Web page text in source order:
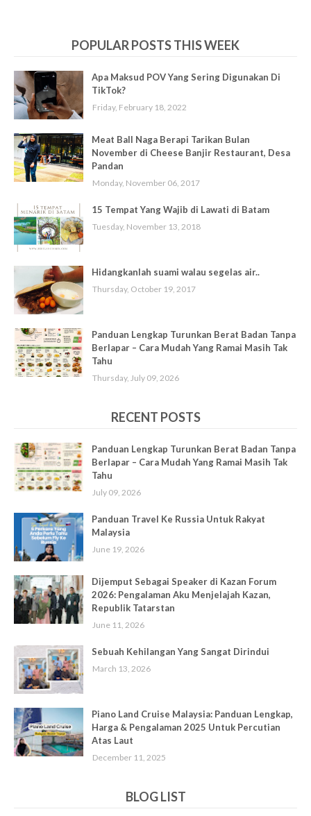
POPULAR POSTS THIS WEEK
Apa Maksud POV Yang Sering Digunakan Di
TikTok?
Friday, February 18, 2022
Meat Ball Naga Berapi Tarikan Bulan
November di Cheese Banjir Restaurant, Desa
Pandan
Monday, November 06, 2017
15 Tempat Yang Wajib di Lawati di Batam
Tuesday, November 13, 2018
Hidangkanlah suami walau segelas air..
Thursday, October 19, 2017
Panduan Lengkap Turunkan Berat Badan Tanpa
Berlapar – Cara Mudah Yang Ramai Masih Tak
Tahu
Thursday, July 09, 2026
RECENT POSTS
Panduan Lengkap Turunkan Berat Badan Tanpa
Berlapar – Cara Mudah Yang Ramai Masih Tak
Tahu
July 09, 2026
Panduan Travel Ke Russia Untuk Rakyat
Malaysia
June 19, 2026
Dijemput Sebagai Speaker di Kazan Forum
2026: Pengalaman Aku Menjelajah Kazan,
Republik Tatarstan
June 11, 2026
Sebuah Kehilangan Yang Sangat Dirindui
March 13, 2026
Piano Land Cruise Malaysia: Panduan Lengkap,
Harga & Pengalaman 2025 Untuk Percutian
Atas Laut
December 11, 2025
BLOG LIST